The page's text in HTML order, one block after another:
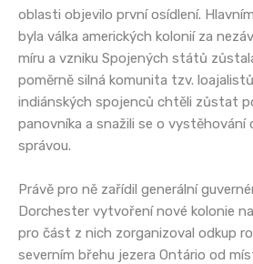
oblasti objevilo první osídlení.
byla válka amerických kolonií za
míru a vzniku Spojených států
poměrně silná komunita tzv.
indiánských spojenců chtěli zůstat
panovníka a snažili se o vystěhování
správou.
Právě pro ně zařídil generální
Dorchester vytvoření nové kolonie
pro část z nich zorganizoval odkup
severním břehu jezera Ontário od